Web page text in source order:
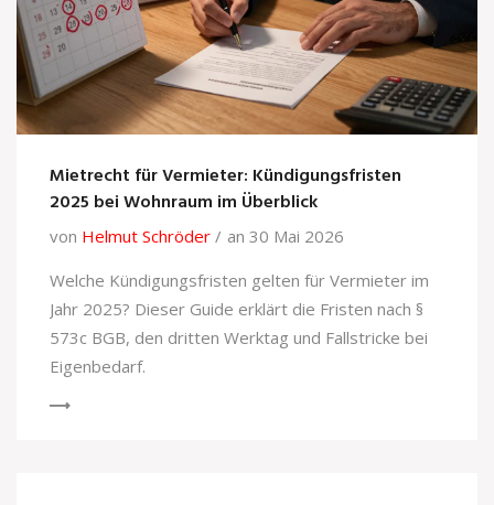
Mietrecht für Vermieter: Kündigungsfristen
2025 bei Wohnraum im Überblick
von Helmut Schröder
an 30 Mai 2026
Welche Kündigungsfristen gelten für Vermieter im
Jahr 2025? Dieser Guide erklärt die Fristen nach §
573c BGB, den dritten Werktag und Fallstricke bei
Eigenbedarf.